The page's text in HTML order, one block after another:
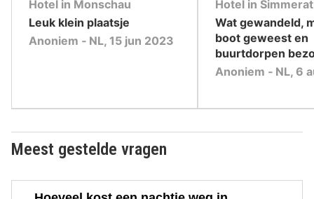
10
,
Hotel in Monschau
Leuk klein plaatsje
Anoniem ‐ NL, 15 jun 2023
10
,
Hotel in
Wat gewandeld,
boot geweest en
buurtdorpen
Anoniem ‐ NL, 6
Meest gestelde vragen